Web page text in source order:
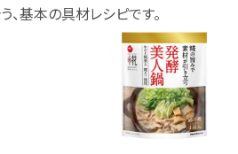
基本の具材レシピです。